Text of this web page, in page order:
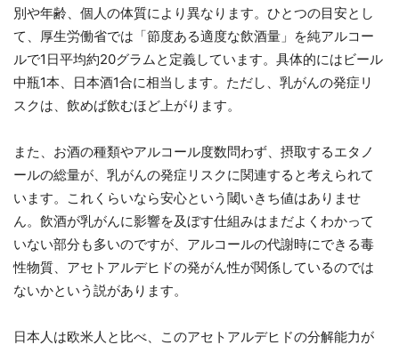
別や年齢、個人の体質により異なります。ひとつの目安とし
て、厚生労働省では「節度ある適度な飲酒量」を純アルコー
ルで1日平均約20グラムと定義しています。具体的にはビール
中瓶1本、日本酒1合に相当します。ただし、乳がんの発症リ
スクは、飲めば飲むほど上がります。
また、お酒の種類やアルコール度数問わず、摂取するエタノ
ールの総量が、乳がんの発症リスクに関連すると考えられて
います。これくらいなら安心という閾いきち値はありませ
ん。飲酒が乳がんに影響を及ぼす仕組みはまだよくわかって
いない部分も多いのですが、アルコールの代謝時にできる毒
性物質、アセトアルデヒドの発がん性が関係しているのでは
ないかという説があります。
日本人は欧米人と比べ、このアセトアルデヒドの分解能力が